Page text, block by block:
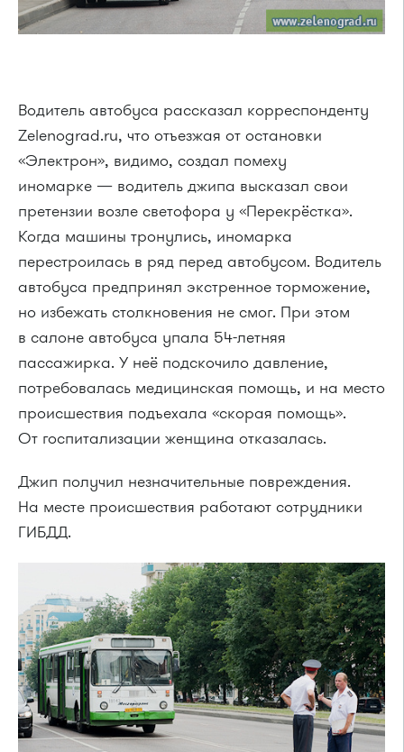
Водитель автобуса рассказал корреспонденту
Zelenograd.ru, что отъезжая от остановки
«Электрон», видимо, создал помеху
иномарке — водитель джипа высказал свои
претензии возле светофора у «Перекрёстка».
Когда машины тронулись, иномарка
перестроилась в ряд перед автобусом. Водитель
автобуса предпринял экстренное торможение,
но избежать столкновения не смог. При этом
в салоне автобуса упала 54-летняя
пассажирка. У неё подскочило давление,
потребовалась медицинская помощь, и на место
происшествия подъехала «скорая помощь».
От госпитализации женщина отказалась.
Джип получил незначительные повреждения.
На месте происшествия работают сотрудники
ГИБДД.